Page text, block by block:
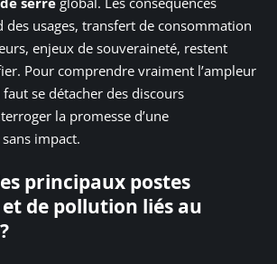
des usages, transfert de consommation
enjeux de souveraineté, restent
Pour comprendre vraiment l’ampleur
se détacher des discours
la promesse d’une
impact.
principaux postes
et de pollution liés au